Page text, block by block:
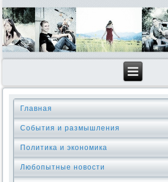
Главная
События и размышления
Политика и экономика
Любопытные новости